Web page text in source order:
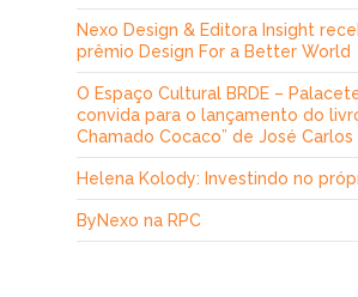
Nexo Design & Editora Insight
prêmio Design For a Better World
O Espaço Cultural BRDE –
convida para o lançamento do
Chamado Cocaco” de José Carlos
Helena Kolody: Investindo no
ByNexo na RPC